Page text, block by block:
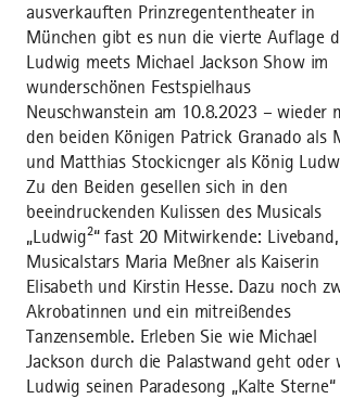
ausverkauften Prinzregententheater in
München gibt es nun die vierte Auflage
Ludwig meets Michael Jackson Show im
wunderschönen Festspielhaus
Neuschwanstein am 10.8.2023 – wieder
den beiden Königen Patrick Granado als
und Matthias Stockicnger als König
Zu den Beiden gesellen sich in den
beeindruckenden Kulissen des Musicals
„Ludwig²“ fast 20 Mitwirkende:
Musicalstars Maria Meßner als Kaiserin
Elisabeth und Kirstin Hesse. Dazu noch
Akrobatinnen und ein mitreißendes
Tanzensemble. Erleben Sie wie Michael
Jackson durch die Palastwand geht oder
Ludwig seinen Paradesong „Kalte